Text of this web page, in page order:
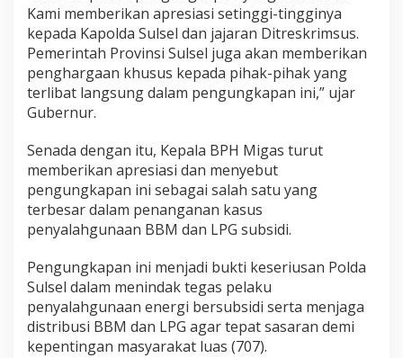
Kami memberikan apresiasi setinggi-tingginya
kepada Kapolda Sulsel dan jajaran Ditreskrimsus.
Pemerintah Provinsi Sulsel juga akan memberikan
penghargaan khusus kepada pihak-pihak yang
terlibat langsung dalam pengungkapan ini,” ujar
Gubernur.
Senada dengan itu, Kepala BPH Migas turut
memberikan apresiasi dan menyebut
pengungkapan ini sebagai salah satu yang
terbesar dalam penanganan kasus
penyalahgunaan BBM dan LPG subsidi.
Pengungkapan ini menjadi bukti keseriusan Polda
Sulsel dalam menindak tegas pelaku
penyalahgunaan energi bersubsidi serta menjaga
distribusi BBM dan LPG agar tepat sasaran demi
kepentingan masyarakat luas (707).